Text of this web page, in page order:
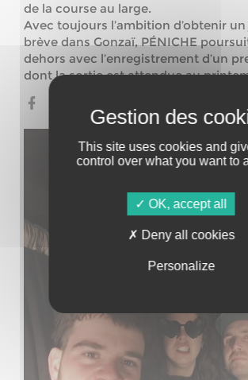
de la course au large.
Avec toujours l’ambition d’obtenir
brève dans Gonzaï, PÉNICHE
dehors avec l’enregistrement d’un
dont la sortie est attendue au
This site uses cookies and
control over what you want to
OK, accept all
Deny all cookies
Personalize